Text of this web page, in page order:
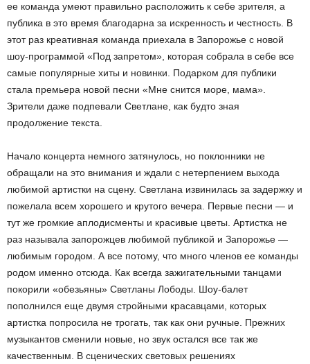
ее команда умеют правильно расположить к себе зрителя, а
публика в это время благодарна за искренность и честность. В
этот раз креативная команда приехала в Запорожье с новой
шоу-программой «Под запретом», которая собрала в себе все
самые популярные хиты и новинки. Подарком для публики
стала премьера новой песни «Мне снится море, мама».
Зрители даже подпевали Светлане, как будто зная
продолжение текста.
Начало концерта немного затянулось, но поклонники не
обращали на это внимания и ждали с нетерпением выхода
любимой артистки на сцену. Светлана извинилась за задержку и
пожелала всем хорошего и крутого вечера. Первые песни — и
тут же громкие аплодисменты и красивые цветы. Артистка не
раз называла запорожцев любимой публикой и Запорожье —
любимым городом. А все потому, что много членов ее команды
родом именно отсюда. Как всегда зажигательными танцами
покорили «обезьяны» Светланы Лободы. Шоу-балет
пополнился еще двумя стройными красавцами, которых
артистка попросила не трогать, так как они ручные. Прежних
музыкантов сменили новые, но звук остался все так же
качественным. В сценических световых решениях